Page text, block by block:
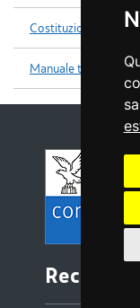
Costituzione
Manuale tecniche
Recapiti